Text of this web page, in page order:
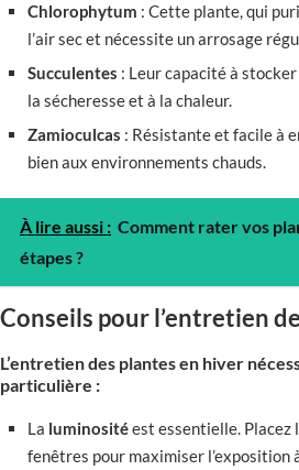
Chlorophytum : Cette plante, qui
l’air sec et nécessite un arrosage
Succulentes : Leur capacité à
la sécheresse et à la chaleur.
Zamioculcas : Résistante et facile à
bien aux environnements chauds.
À lire aussi : Comment rater vos
étapes ?
Conseils pour l’entretien
L’entretien des plantes en hiver
particulière :
La luminositéest essentielle. Placez
fenêtres pour maximiser l’exposition